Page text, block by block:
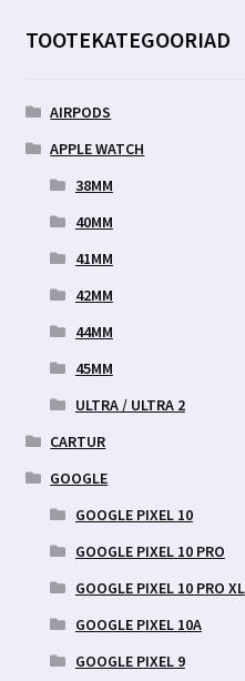
TOOTEKATEGOORIAD
AIRPODS
APPLE WATCH
38MM
40MM
41MM
42MM
44MM
45MM
ULTRA / ULTRA 2
CARTUR
GOOGLE
GOOGLE PIXEL 10
GOOGLE PIXEL 10 PRO
GOOGLE PIXEL 10 PRO XL
GOOGLE PIXEL 10A
GOOGLE PIXEL 9